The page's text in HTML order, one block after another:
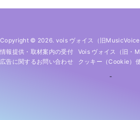
Copyright © 2026. vois ヴォイス（旧MusicVoice
情報提供・取材案内の受付
Vois ヴォイス（旧・
広告に関するお問い合わせ
クッキー（cookie）
-